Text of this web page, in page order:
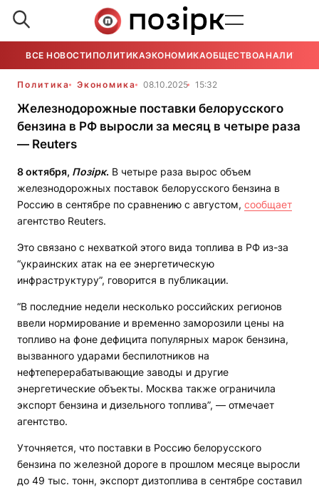
ВСЕ НОВОСТИ ПОЛИТИКАЭКОНОМИКАОБЩЕСТВОАНАЛИТИКА
Политика Экономика 08.10.2025 15:32
Железнодорожные поставки белорусского
бензина в РФ выросли за месяц в четыре раза
— Reuters
8 октября, Позірк. В четыре раза вырос объем
железнодорожных поставок белорусского бензина в
Россию в сентябре по сравнению с августом, сообщает
агентство Reuters.
Это связано с нехваткой этого вида топлива в РФ из-за
“украинских атак на ее энергетическую
инфраструктуру”, говорится в публикации.
“В последние недели несколько российских регионов
ввели нормирование и временно заморозили цены на
топливо на фоне дефицита популярных марок бензина,
вызванного ударами беспилотников на
нефтеперерабатывающие заводы и другие
энергетические объекты. Москва также ограничила
экспорт бензина и дизельного топлива”, — отмечает
агентство.
Уточняется, что поставки в Россию белорусского
бензина по железной дороге в прошлом месяце выросли
до 49 тыс. тонн, экспорт дизтоплива в сентябре составил